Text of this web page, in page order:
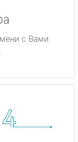
с Вами